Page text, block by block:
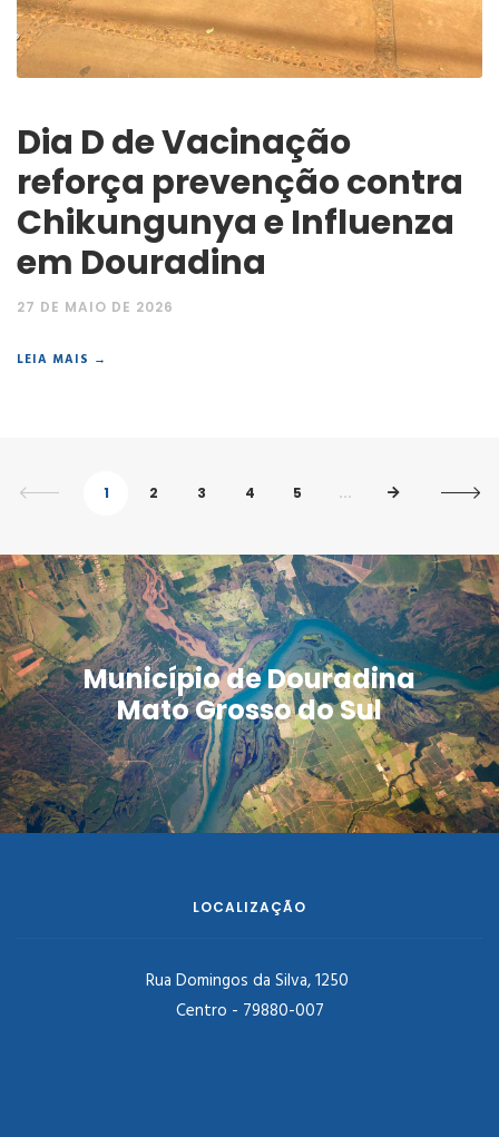
Dia D de Vacinação
reforça prevenção contra
Chikungunya e Influenza
em Douradina
27 DE MAIO DE 2026
LEIA MAIS →
1 2 3 4 5 ...
Município de Douradina
Mato Grosso do Sul
LOCALIZAÇÃO
Rua Domingos da Silva, 1250
Centro - 79880-007